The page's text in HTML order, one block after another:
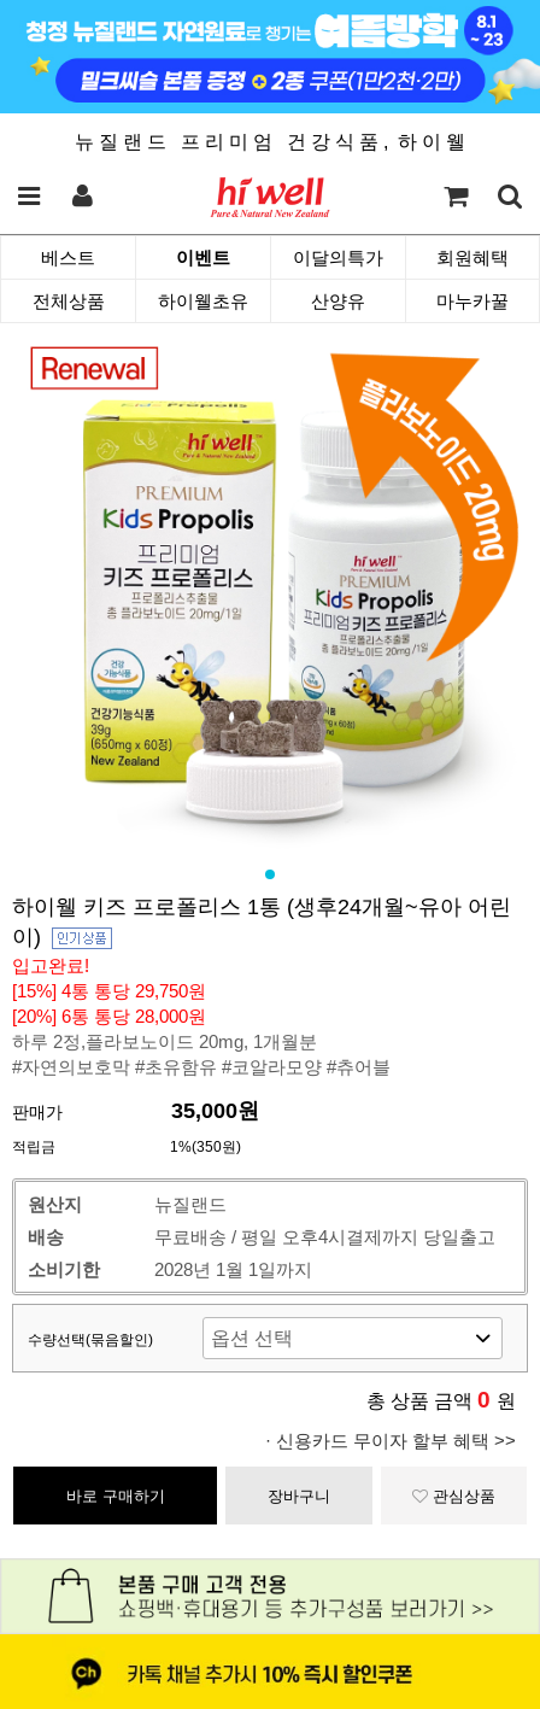
뉴 질 랜 드 프 리 미 엄 건 강 식 품 , 하 이 웰
베스트 이벤트 이달의특가 회원혜택
전체상품 하이웰초유 산양유 마누카꿀
하이웰 키즈 프로폴리스 1통 (생후24개월~유아 어린
이)
입고완료!
[15%] 4통 통당 29,750원
[20%] 6통 통당 28,000원
하루 2정,플라보노이드 20mg, 1개월분
#자연의보호막 #초유함유 #코알라모양 #츄어블
판매가 35,000원
적립금 1%(350원)
원산지
뉴질랜드
배송
무료배송 / 평일 오후4시결제까지 당일출고
소비기한
2028년 1월 1일까지
수량선택(묶음할인)
총 상품 금액 0 원
· 신용카드 무이자 할부 혜택 >>
바로 구매하기 장바구니 관심상품